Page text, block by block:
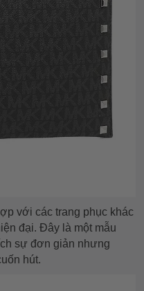
với các trang phục khác
đại. Đây là một mẫu
sự đơn giản nhưng
hút.